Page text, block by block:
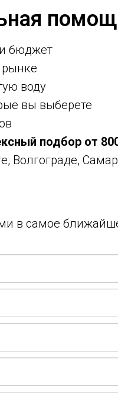
бюджет
воду
вы выберете
подбор от
Волгограде,
в самое